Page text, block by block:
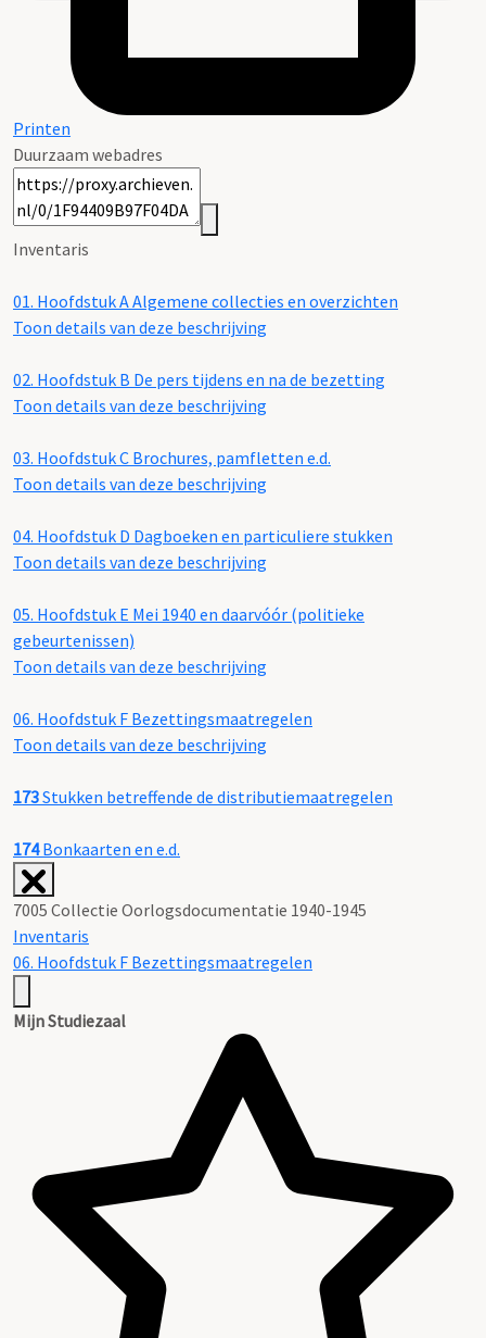
Printen
Duurzaam webadres
Inventaris
01. Hoofdstuk A Algemene collecties en overzichten
Toon details van deze beschrijving
02. Hoofdstuk B De pers tijdens en na de bezetting
Toon details van deze beschrijving
03. Hoofdstuk C Brochures, pamfletten e.d.
Toon details van deze beschrijving
04. Hoofdstuk D Dagboeken en particuliere stukken
Toon details van deze beschrijving
05. Hoofdstuk E Mei 1940 en daarvóór (politieke
gebeurtenissen)
Toon details van deze beschrijving
06. Hoofdstuk F Bezettingsmaatregelen
Toon details van deze beschrijving
173Stukken betreffende de distributiemaatregelen
174 Bonkaarten en e.d.
7005 Collectie Oorlogsdocumentatie 1940-1945
Inventaris
06. Hoofdstuk F Bezettingsmaatregelen
Mijn Studiezaal